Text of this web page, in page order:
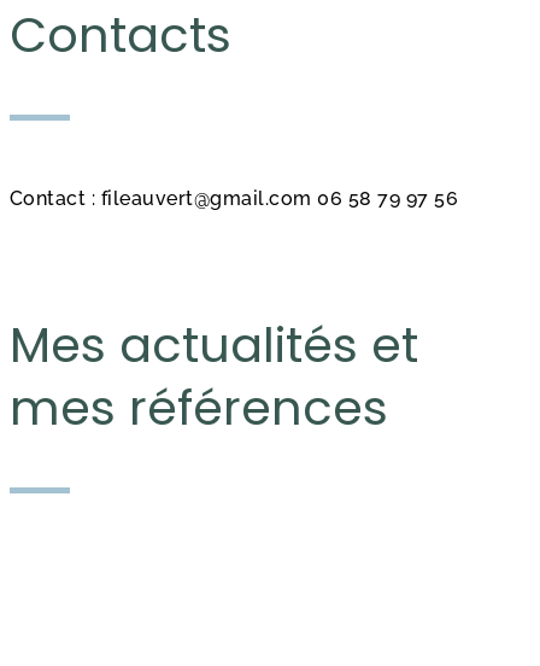
Contacts
Contact : fileauvert@gmail.com 06 58 79 97 56
Mes actualités et
mes références